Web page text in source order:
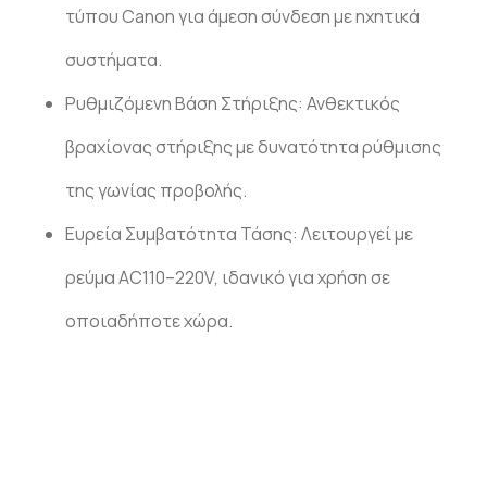
τύπου Canon για άμεση σύνδεση με ηχητικά
συστήματα.
Ρυθμιζόμενη Βάση Στήριξης: Ανθεκτικός
βραχίονας στήριξης με δυνατότητα ρύθμισης
της γωνίας προβολής.
Ευρεία Συμβατότητα Τάσης: Λειτουργεί με
ρεύμα AC110–220V, ιδανικό για χρήση σε
οποιαδήποτε χώρα.